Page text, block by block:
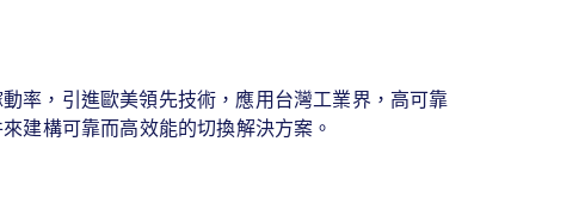
率，引進歐美領先技術，應用台灣工業界，高可靠
建構可靠而高效能的切換解決方案。